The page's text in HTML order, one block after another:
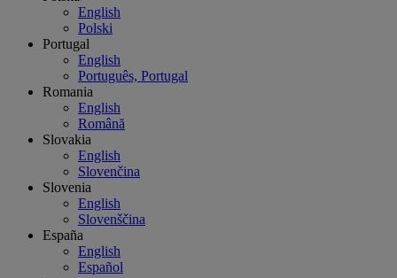
English
Polski
Portugal
English
Português, Portugal
Romania
English
Română
Slovakia
English
Slovenčina
Slovenia
English
Slovenščina
España
English
Español